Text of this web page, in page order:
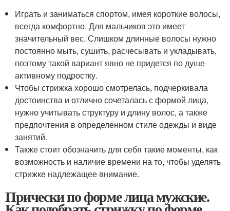
Играть и заниматься спортом, имея короткие волосы,
всегда комфортно. Для мальчиков это имеет
значительный вес. Слишком длинные волосы нужно
постоянно мыть, сушить, расчесывать и укладывать,
поэтому такой вариант явно не придется по душе
активному подростку.
Чтобы стрижка хорошо смотрелась, подчеркивала
достоинства и отлично сочеталась с формой лица,
нужно учитывать структуру и длину волос, а также
предпочтения в определенном стиле одежды и виде
занятий.
Также стоит обозначить для себя такие моменты, как
возможность и наличие времени на то, чтобы уделять
стрижке надлежащее внимание.
Прически по форме лица мужские.